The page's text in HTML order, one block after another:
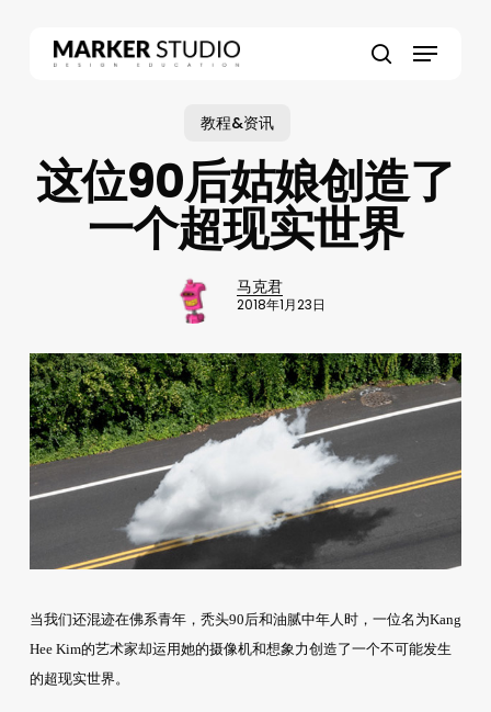
Menu
教程&资讯
这位90后姑娘创造了
一个超现实世界
马克君
2018年1月23日
当我们还混迹在佛系青年，秃头90后和油腻中年人时，一位名为Kang
Hee Kim的艺术家却运用她的摄像机和想象力创造了一个不可能发生
的超现实世界。